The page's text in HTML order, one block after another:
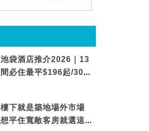
池袋酒店推介2026｜13
間必住最平$196起/30秒
樓下就是築地場外市場
想平住寬敞客房就選這間